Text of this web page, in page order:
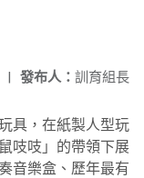
發布人： 訓育組長
|
具，在紙製人型玩
吱吱」的帶領下展
音樂盒、歷年最有